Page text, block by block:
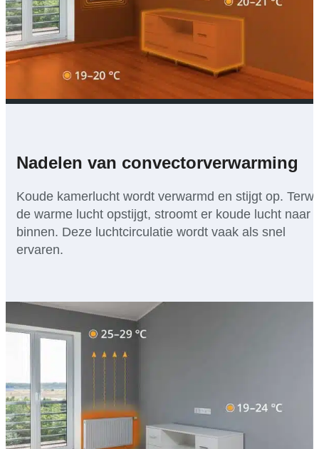
Nadelen van convectorverwarming
Koude kamerlucht wordt verwarmd en stijgt op.
de warme lucht opstijgt, stroomt er koude lucht naar
binnen. Deze luchtcirculatie wordt vaak als snel
ervaren.